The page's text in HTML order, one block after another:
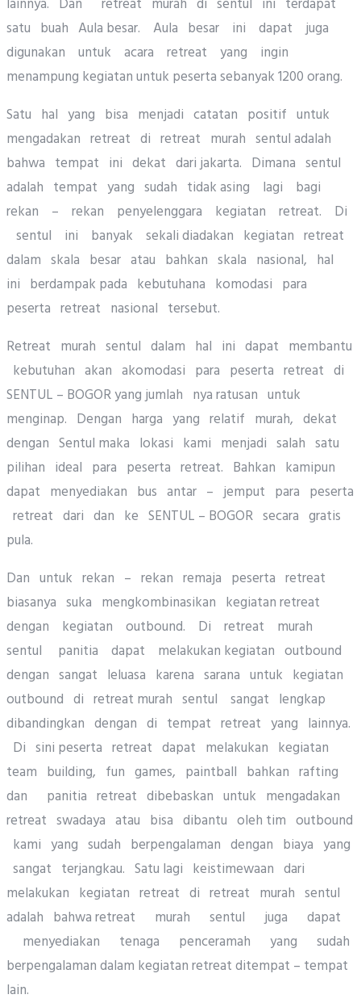
lainnya. Dan retreat murah di sentul ini terdapat
satu buah Aula besar. Aula besar ini dapat juga
digunakan untuk acara retreat yang ingin
menampung kegiatan untuk peserta sebanyak 1200 orang.
Satu hal yang bisa menjadi catatan positif untuk
mengadakan retreat di retreat murah sentul adalah
bahwa tempat ini dekat dari jakarta. Dimana sentul
adalah tempat yang sudah tidak asing lagi bagi
rekan – rekan penyelenggara kegiatan retreat. Di
sentul ini banyak sekali diadakan kegiatan retreat
dalam skala besar atau bahkan skala nasional, hal
ini berdampak pada kebutuhana komodasi para
peserta retreat nasional tersebut.
Retreat murah sentul dalam hal ini dapat membantu
kebutuhan akan akomodasi para peserta retreat di
SENTUL – BOGOR yang jumlah nya ratusan untuk
menginap. Dengan harga yang relatif murah, dekat
dengan Sentul maka lokasi kami menjadi salah satu
pilihan ideal para peserta retreat. Bahkan kamipun
dapat menyediakan bus antar – jemput para peserta
retreat dari dan ke SENTUL – BOGOR secara gratis
pula.
Dan untuk rekan – rekan remaja peserta retreat
biasanya suka mengkombinasikan kegiatan retreat
dengan kegiatan outbound. Di retreat murah
sentul panitia dapat melakukan kegiatan outbound
dengan sangat leluasa karena sarana untuk kegiatan
outbound di retreat murah sentul sangat lengkap
dibandingkan dengan di tempat retreat yang lainnya.
Di sini peserta retreat dapat melakukan kegiatan
team building, fun games, paintball bahkan rafting
dan panitia retreat dibebaskan untuk mengadakan
retreat swadaya atau bisa dibantu oleh tim outbound
kami yang sudah berpengalaman dengan biaya yang
sangat terjangkau. Satu lagi keistimewaan dari
melakukan kegiatan retreat di retreat murah sentul
adalah bahwa retreat murah sentul juga dapat
menyediakan tenaga penceramah yang sudah
berpengalaman dalam kegiatan retreat ditempat – tempat
lain.